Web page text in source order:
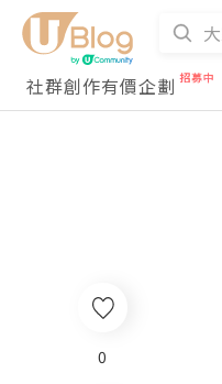
社群創作有價企劃
0